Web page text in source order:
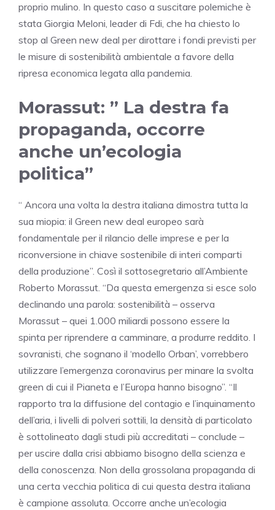
proprio mulino. In questo caso a suscitare polemiche è
stata Giorgia Meloni, leader di Fdi, che ha chiesto lo
stop al Green new deal per dirottare i fondi previsti per
le misure di sostenibilità ambientale a favore della
ripresa economica legata alla pandemia.
Morassut: ” La destra fa
propaganda, occorre
anche un’ecologia
politica”
“ Ancora una volta la destra italiana dimostra tutta la
sua miopia: il Green new deal europeo sarà
fondamentale per il rilancio delle imprese e per la
riconversione in chiave sostenibile di interi comparti
della produzione”. Così il sottosegretario all’Ambiente
Roberto Morassut. “Da questa emergenza si esce solo
declinando una parola: sostenibilità – osserva
Morassut – quei 1.000 miliardi possono essere la
spinta per riprendere a camminare, a produrre reddito. I
sovranisti, che sognano il ‘modello Orban’, vorrebbero
utilizzare l’emergenza coronavirus per minare la svolta
green di cui il Pianeta e l’Europa hanno bisogno”. “Il
rapporto tra la diffusione del contagio e l’inquinamento
dell’aria, i livelli di polveri sottili, la densità di particolato
è sottolineato dagli studi più accreditati – conclude –
per uscire dalla crisi abbiamo bisogno della scienza e
della conoscenza. Non della grossolana propaganda di
una certa vecchia politica di cui questa destra italiana
è campione assoluta. Occorre anche un’ecologia